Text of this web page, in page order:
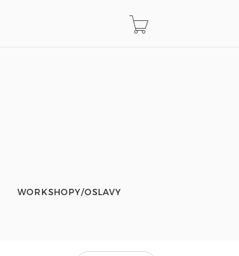
WORKSHOPY/OSLAVY